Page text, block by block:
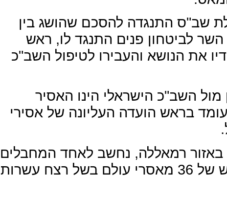
שב"ס התנגדה להסכם שהושג בין
לביטחון פנים התנגד לו, ראש
את הנושא והעבירו לטיפול השב"כ
השב"כ הישראלי הינו האסיר
בראש הועדה העליונה של אסירי
רמאללה, נחשב לאחד המחבלים
המסוכנים ביותר ונדון לעונש של 36 מאסרי עולם בשל רצח עשרות